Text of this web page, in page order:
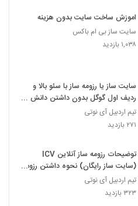
اموزش ساخت سایت بدون هزینه
سایت ساز بی ام باکس
۱,۰۳۸ بازدید
سایت ساز یا رزومه ساز با سئو بالا و
ردیف اول گوگل بدون داشتن دانش
برنامه نویسی
تیم اردبیل آی نوتی
۲۷۱ بازدید
توضیحات رزومه ساز آنلاین ICV
(سایت ساز رایگان) نحوه داشتن رزومه
ساز ICV یا سایت ساز
تیم اردبیل آی نوتی
۳۲۳ بازدید